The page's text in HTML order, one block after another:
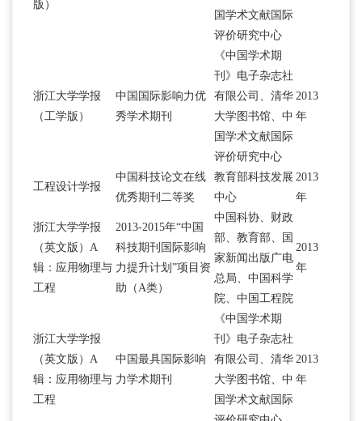
版）
国学术文献国际
评价研究中心
浙江大学学报
（工学版）
中国国际影响力优
秀学术期刊
《中国学术期
刊》电子杂志社
有限公司、清华
大学图书馆、中
国学术文献国际
评价研究中心
2013
年
工程设计学报
中国科技论文在线
优秀期刊二等奖
教育部科技发展
中心
2013
年
浙江大学学报
（英文版）A
辑：应用物理与
工程
2013-2015年“中国
科技期刊国际影响
力提升计划”项目资
助（A类）
中国科协、财政
部、教育部、国
家新闻出版广电
总局、中国科学
院、中国工程院
2013
年
浙江大学学报
（英文版）A
辑：应用物理与
工程
中国最具国际影响
力学术期刊
《中国学术期
刊》电子杂志社
有限公司、清华
大学图书馆、中
国学术文献国际
2013
年